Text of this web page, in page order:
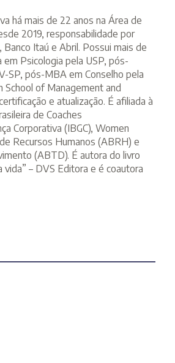
há mais de 22 anos na Área de
2019, responsabilidade por
Itaú e Abril. Possui mais de
Psicologia pela USP, pós-
SP, pós-MBA em Conselho pela
School of Management and
e atualização. É afiliada à
de Coaches
Corporativa (IBGC), Women
Recursos Humanos (ABRH) e
(ABTD). É autora do livro
vida” – DVS Editora e é coautora